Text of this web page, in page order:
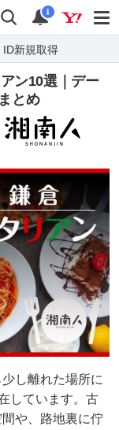
検索 通知
i
ID新規取得
ン10選｜デー
とめ
し離れた場所に
しています。古
や、路地裏に佇